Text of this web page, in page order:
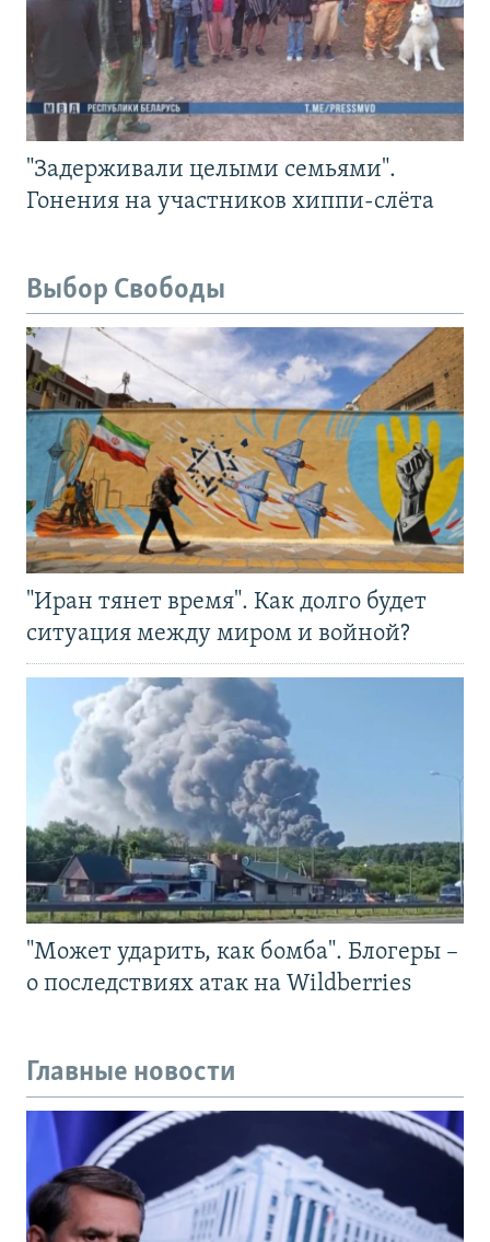
"Задерживали целыми семьями".
Гонения на участников хиппи-слёта
Выбор Свободы
"Иран тянет время". Как долго будет
ситуация между миром и войной?
"Может ударить, как бомба". Блогеры –
о последствиях атак на Wildberries
Главные новости